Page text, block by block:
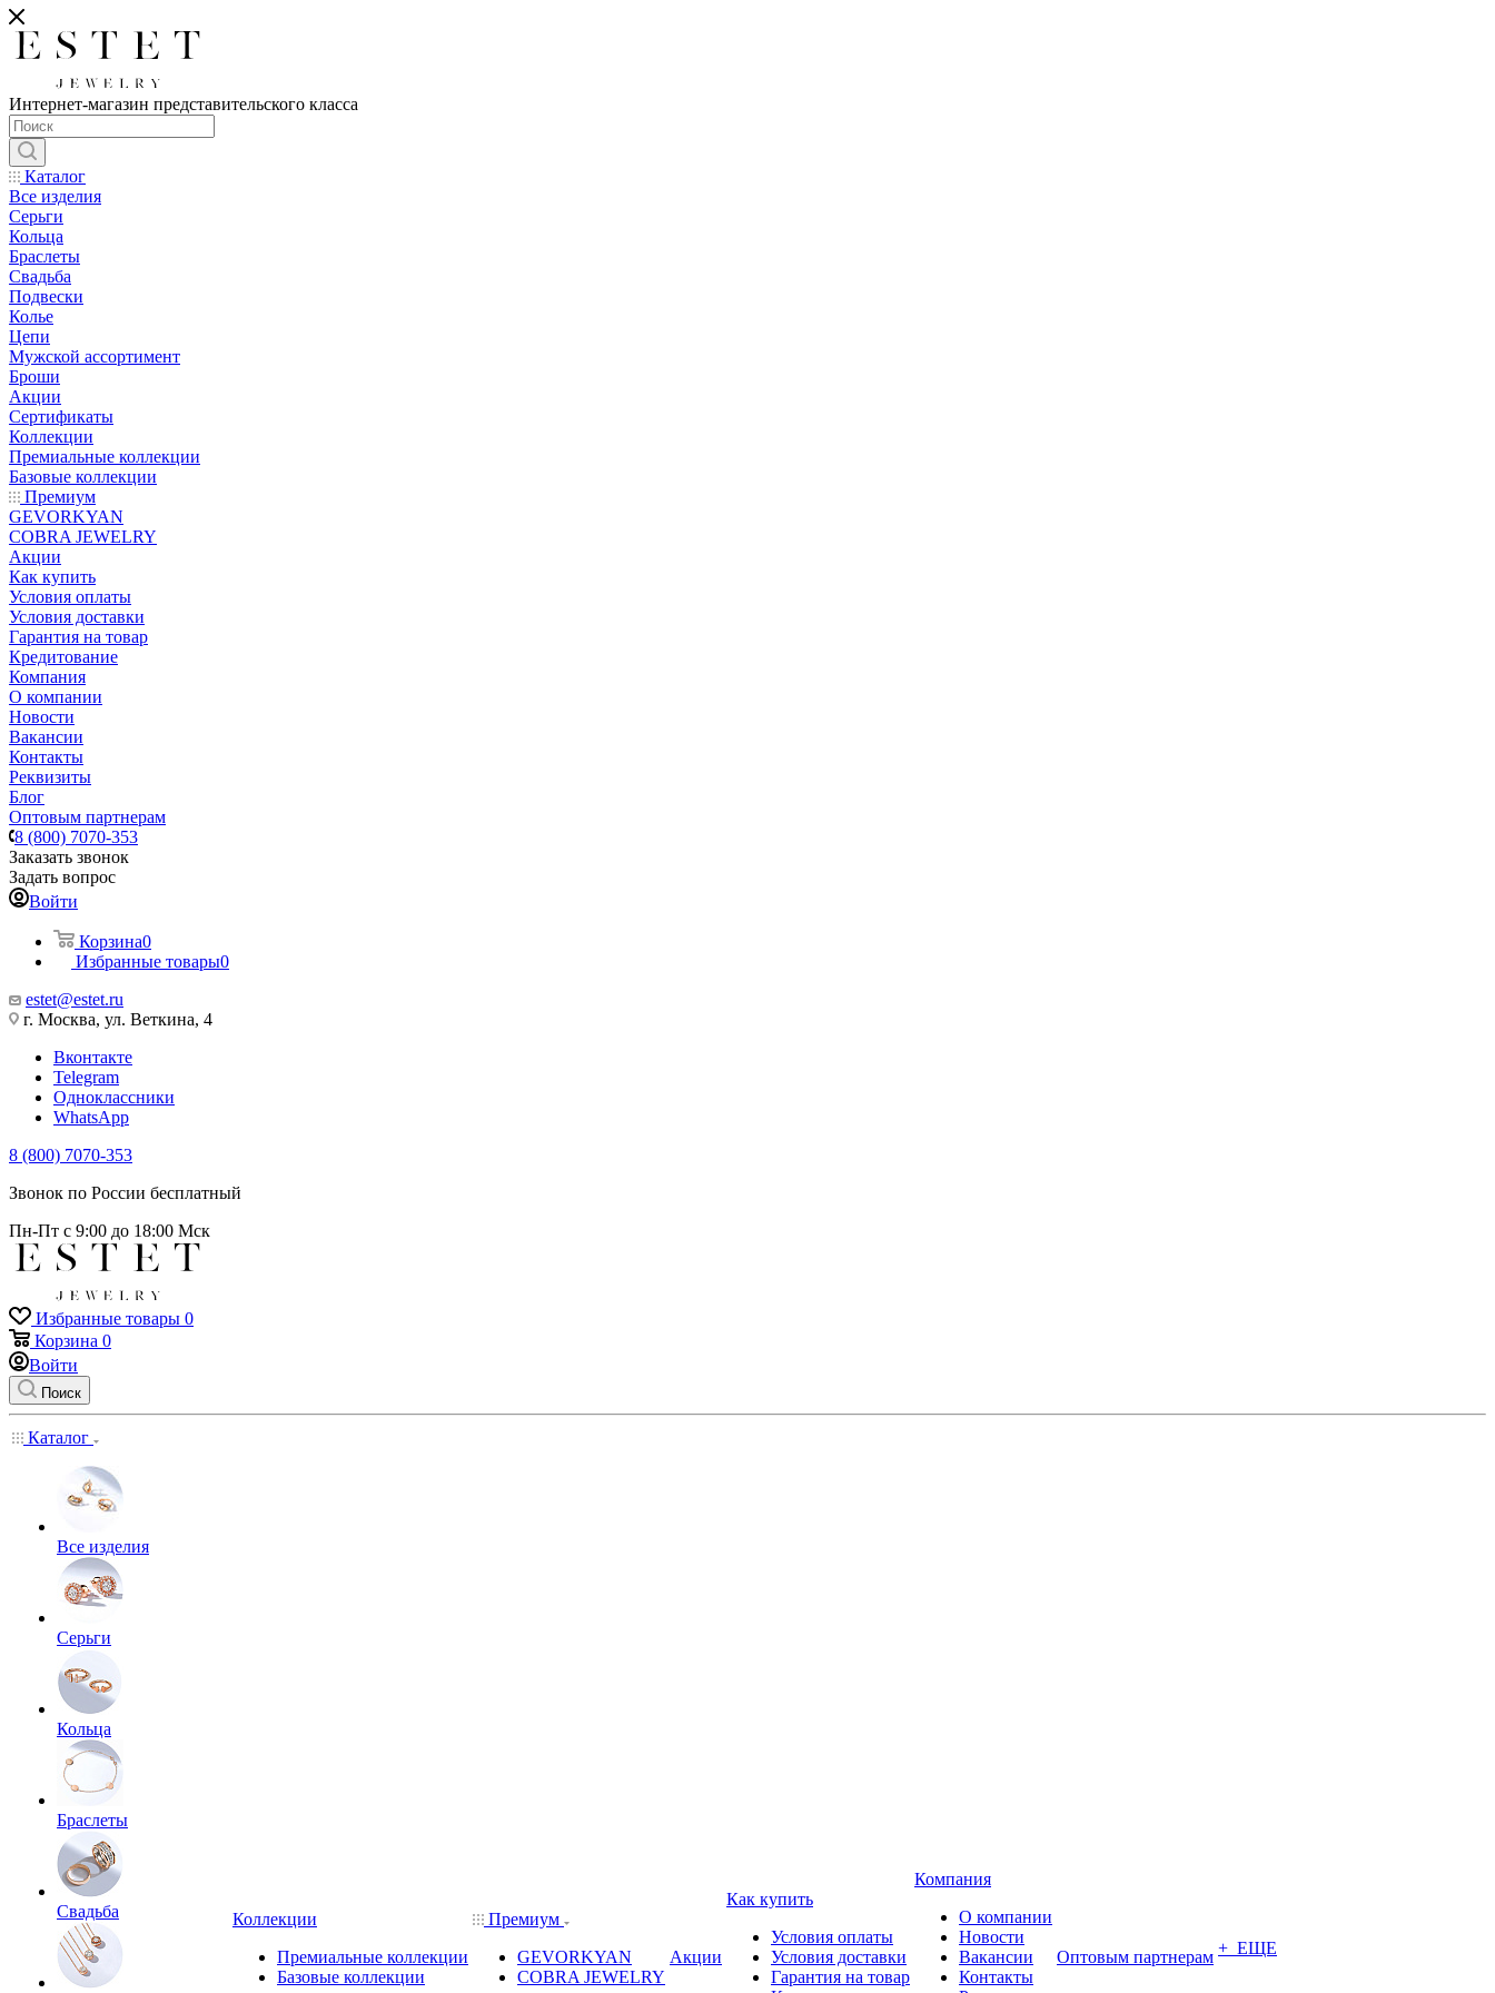
Интернет-магазин представительского класса
Каталог
Все изделия
Серьги
Кольца
Браслеты
Свадьба
Подвески
Колье
Цепи
Мужской ассортимент
Броши
Акции
Сертификаты
Коллекции
Премиальные коллекции
Базовые коллекции
Премиум
GEVORKYAN
COBRA JEWELRY
Акции
Как купить
Условия оплаты
Условия доставки
Гарантия на товар
Кредитование
Компания
О компании
Новости
Вакансии
Контакты
Реквизиты
Блог
Оптовым партнерам
8 (800) 7070-353
Заказать звонок
Задать вопрос
Войти
Корзина0
Избранные товары0
estet@estet.ru
г. Москва, ул. Веткина, 4
Вконтакте
Telegram
Одноклассники
WhatsApp
8 (800) 7070-353
Звонок по России бесплатный
Пн-Пт с 9:00 до 18:00 Мск
Избранные товары 0
Корзина 0
Войти
Поиск
Каталог
Все изделия
Серьги
Кольца
Браслеты
Свадьба
Коллекции
Премиальные коллекции
Базовые коллекции
Премиум
GEVORKYAN
COBRA JEWELRY
Акции
Как купить
Условия оплаты
Условия доставки
Гарантия на товар
Компания
О компании
Новости
Вакансии
Контакты
Оптовым партнерам + ЕЩЕ